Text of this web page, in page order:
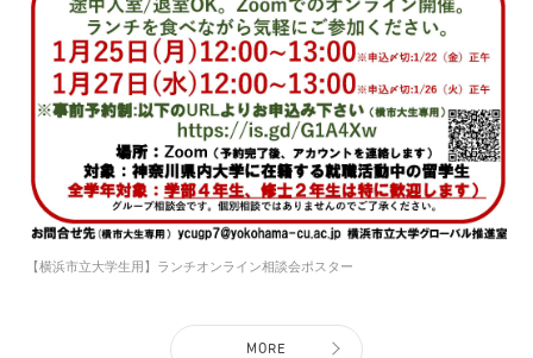
【横浜市立大学生用】ランチオンライン相談会ポスター
MORE